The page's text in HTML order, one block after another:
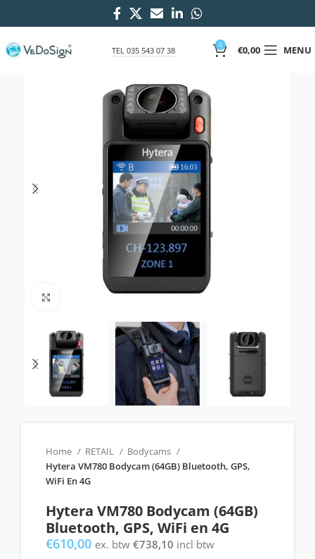
TEL 035 543 07 38
0 €0,00 MENU
Click to enlarge
Home RETAIL
Bodycams
Hytera VM780 Bodycam (64GB) Bluetooth, GPS,
WiFi En 4G
Hytera VM780 Bodycam (64GB)
Bluetooth, GPS, WiFi en 4G
€610,00 ex. btw €738,10 incl btw